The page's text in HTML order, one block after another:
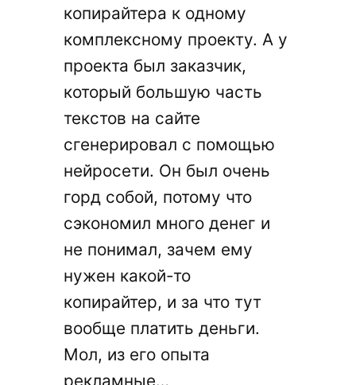
копирайтера к одному
комплексному проекту. А у
проекта был заказчик,
который большую часть
текстов на сайте
сгенерировал с помощью
нейросети. Он был очень
горд собой, потому что
сэкономил много денег и
не понимал, зачем ему
нужен какой-то
копирайтер, и за что тут
вообще платить деньги.
Мол, из его опыта
рекламные…